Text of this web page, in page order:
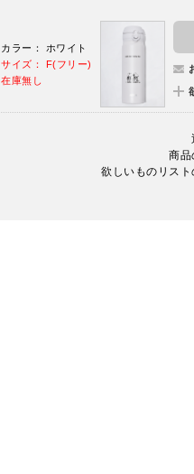
カラー： ホワイト
サイズ： F(フリー)
在庫無し
商品
欲しいものリス